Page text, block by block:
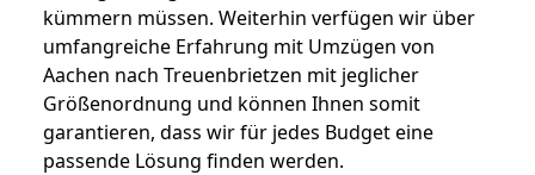
kümmern müssen. Weiterhin verfügen wir über
umfangreiche Erfahrung mit Umzügen von
Aachen nach Treuenbrietzen mit jeglicher
Größenordnung und können Ihnen somit
garantieren, dass wir für jedes Budget eine
passende Lösung finden werden.